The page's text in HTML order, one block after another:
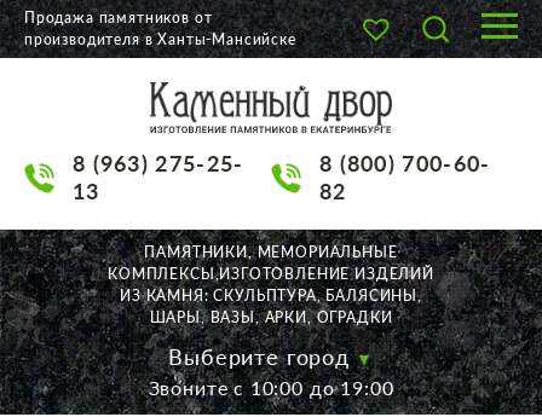
О КОМПАНИИ
НАШИ РАБОТЫ
АКЦИИ
ДОСТАВКА
КОНТАКТЫ
Продажа памятников от
производителя в Ханты-Мансийске
8 (963) 275-25-
13
8 (800) 700-60-
82
ПАМЯТНИКИ, МЕМОРИАЛЬНЫЕ
КОМПЛЕКСЫ,ИЗГОТОВЛЕНИЕ ИЗДЕЛИЙ
ИЗ КАМНЯ: СКУЛЬПТУРА, БАЛЯСИНЫ,
ШАРЫ, ВАЗЫ, АРКИ, ОГРАДКИ
Выберите город
Звоните с 10:00 до 19:00